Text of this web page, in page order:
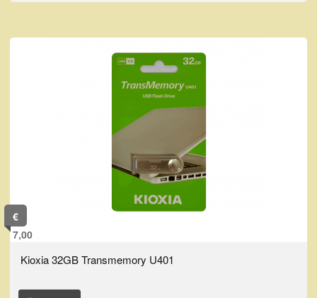
€
7,00
Kioxia 32GB Transmemory U401